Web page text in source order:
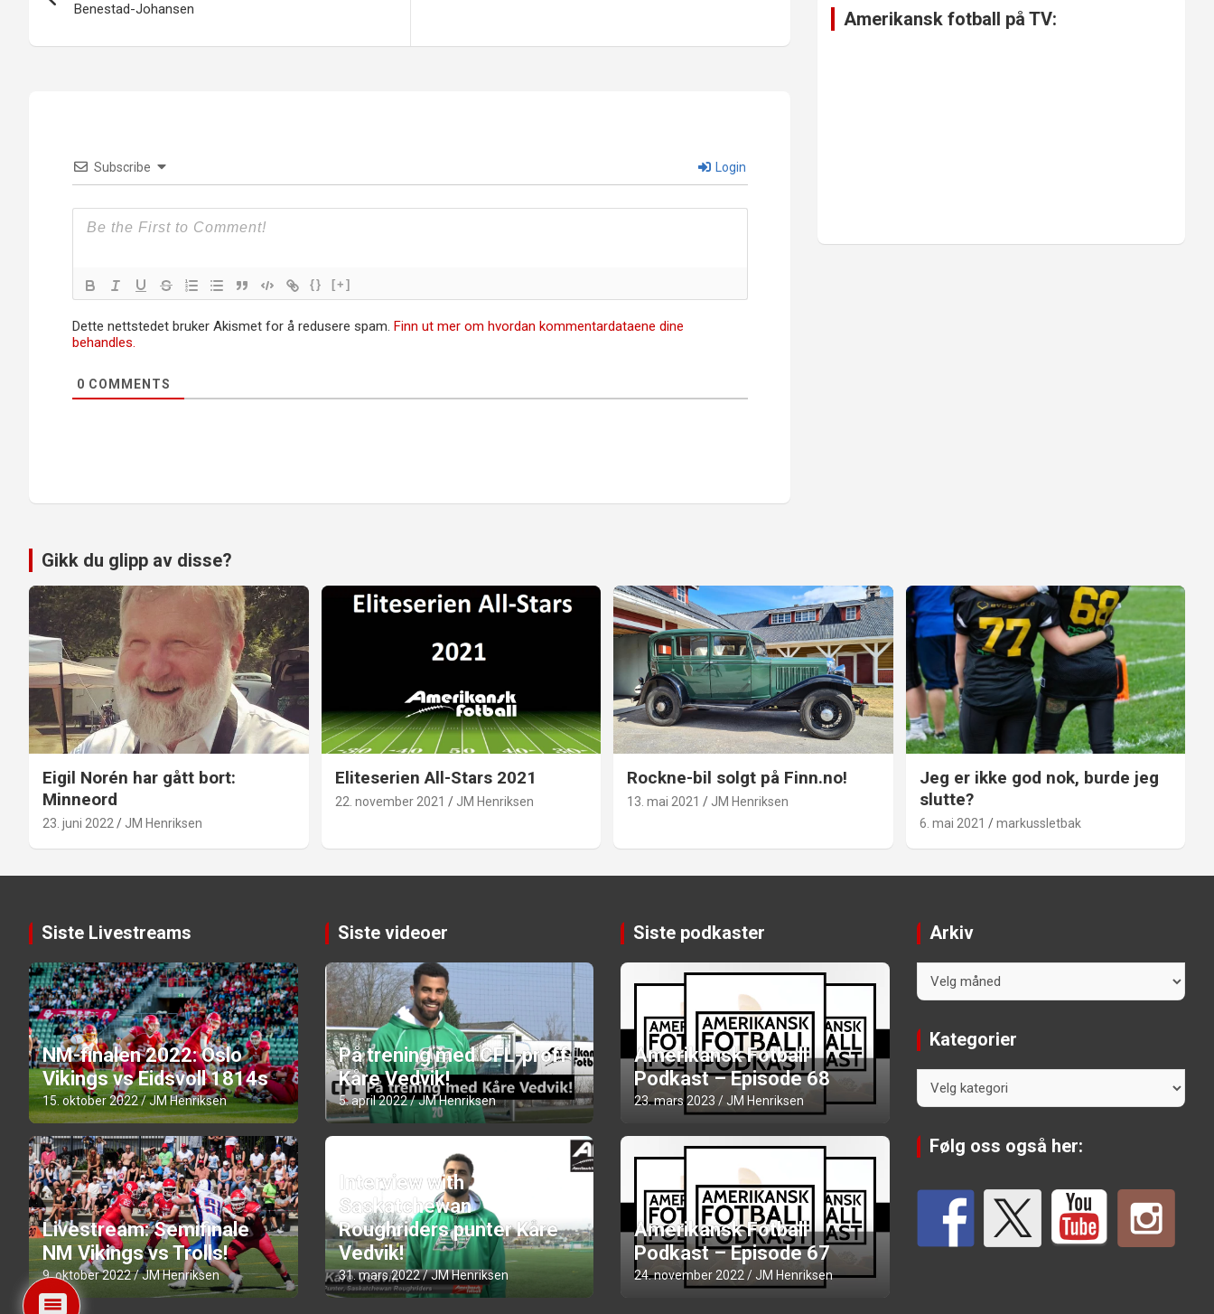
Benestad-Johansen
Subscribe Login
{} [+]
Dette nettstedet bruker Akismet for å redusere spam. Finn ut mer om hvordan kommentardataene dine
behandles.
0 COMMENTS
Amerikansk fotball på TV:
Gikk du glipp av disse?
Eigil Norén har gått bort:
Minneord
23. juni 2022 JM Henriksen
Eliteserien All-Stars 2021
22. november 2021 JM Henriksen
Rockne-bil solgt på Finn.no!
13. mai 2021 JM Henriksen
Jeg er ikke god nok, burde jeg
slutte?
6. mai 2021 markussletbak
Siste Livestreams
NM-finalen 2022: Oslo
Vikings vs Eidsvoll 1814s
15. oktober 2022 JM Henriksen
Livestream: Semifinale
NM Vikings vs Trolls!
9. oktober 2022 JM Henriksen
Siste videoer
På trening med CFL-proff
Kåre Vedvik!
5. april 2022 JM Henriksen
Interview with
Saskatchewan
Roughriders punter Kåre
Vedvik!
31. mars 2022 JM Henriksen
Siste podkaster
Amerikansk Fotball
Podkast – Episode 68
23. mars 2023 JM Henriksen
Amerikansk Fotball
Podkast – Episode 67
24. november 2022 JM Henriksen
Arkiv
Kategorier
Følg oss også her: